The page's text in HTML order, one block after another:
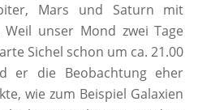
Mars und Saturn mit
Weil unser Mond zwei Tage
Sichel schon um ca. 21.00
er die Beobachtung eher
wie zum Beispiel Galaxien